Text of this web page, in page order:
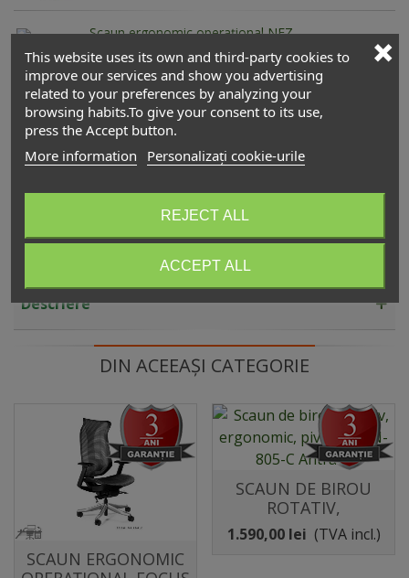
Scaun ergonomic operațional NEZ
2.090,00 lei (TVA incl.)
Scaun ergonomic HERO
3.890,00 lei (TVA incl.)
Scaun ergonomic managerial ERGOTECH
3.900,00 lei (TVA incl.)
Descriere
DIN ACEEAȘI CATEGORIE
SCAUN ERGONOMIC
SCAUN DE BIROU
ROTATIV,
ERGONOMIC,
PIVOTANT ZN-805-C
1.590,00 lei (TVA incl.)
This website uses its own and third-party cookies to
improve our services and show you advertising
related to your preferences by analyzing your
browsing habits.To give your consent to its use,
press the Accept button.
More information
Personalizați cookie-urile
REJECT ALL
ACCEPT ALL